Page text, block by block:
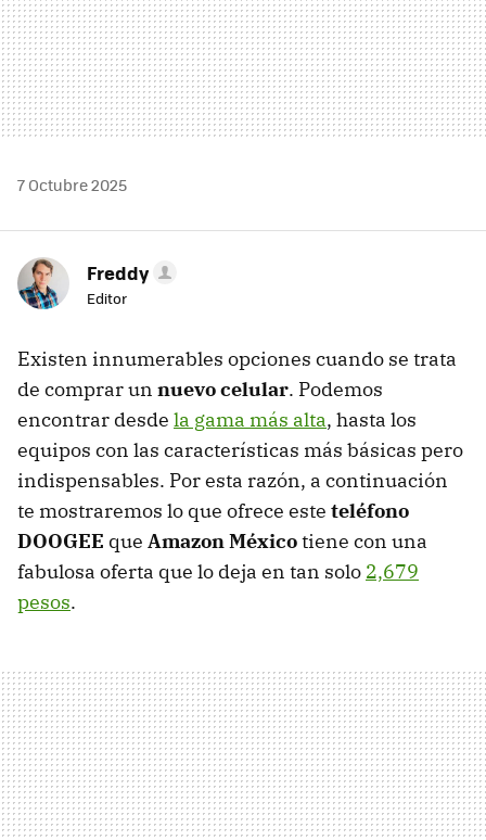
7 Octubre 2025
Freddy
Editor
Existen innumerables opciones cuando se trata
de comprar un nuevo celular. Podemos
encontrar desde la gama más alta, hasta los
equipos con las características más básicas pero
indispensables. Por esta razón, a continuación
te mostraremos lo que ofrece este teléfono
DOOGEE que Amazon Méxicotiene con una
fabulosa oferta que lo deja en tan solo 2,679
pesos.